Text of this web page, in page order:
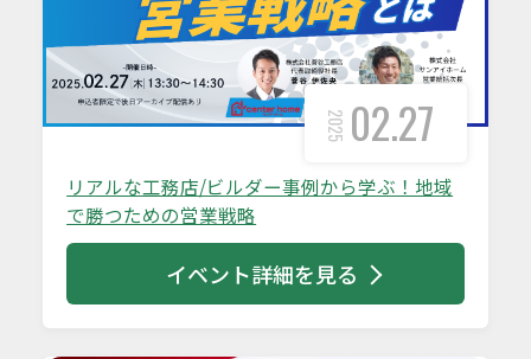
2025 02.27
リアルな工務店/ビルダー事例から学ぶ！地域
で勝つための営業戦略
イベント詳細を見る